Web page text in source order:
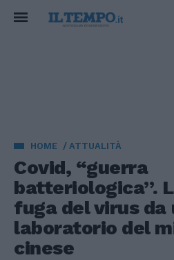
HOME ATTUALITÀ
Covid, “guerra
batteriologica”.
fuga del virus da
laboratorio del
cinese